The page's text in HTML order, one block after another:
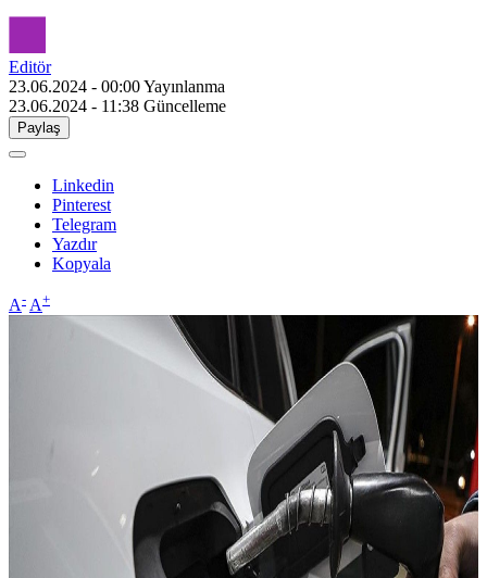
Editör
23.06.2024 - 00:00Yayınlanma
23.06.2024 - 11:38 Güncelleme
Paylaş
Linkedin
Pinterest
Telegram
Yazdır
Kopyala
A- A+